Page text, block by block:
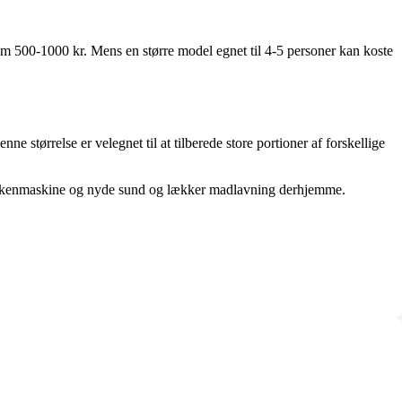
1000 kr. Mens en større model egnet til 4-5 personer kan koste
størrelse er velegnet til at tilberede store portioner af forskellige
og nyde sund og lækker madlavning derhjemme.